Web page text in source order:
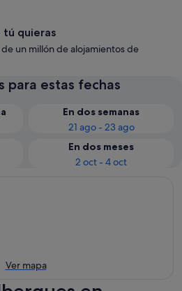
tú quieras
un millón de alojamientos de
para estas fechas
En dos semanas
21 ago - 23 ago
En dos meses
2 oct - 4 oct
Ver mapa